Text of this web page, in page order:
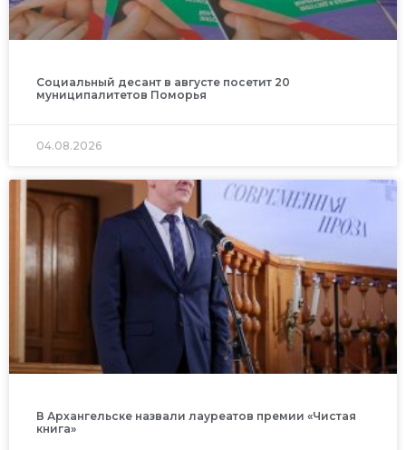
Социальный десант в августе посетит 20
муниципалитетов Поморья
04.08.2026
В Архангельске назвали лауреатов премии «Чистая
книга»